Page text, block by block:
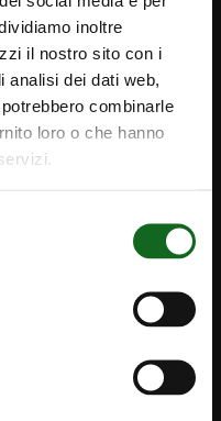
inoltre
il nostro sito con i
analisi dei dati web,
combinarle
loro o che hanno